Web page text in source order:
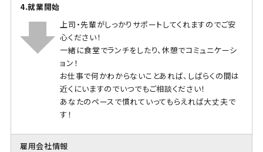
4.就業開始
上司・先輩がしっかりサポートしてくれますのでご安
心ください！
一緒に食堂でランチをしたり、休憩でコミュニケーシ
ョン！
お仕事で何かわからないことあれば、しばらくの間は
近くにいますのでいつでもご相談ください！
あなたのペースで慣れていってもらえれば大丈夫で
す！
雇用会社情報